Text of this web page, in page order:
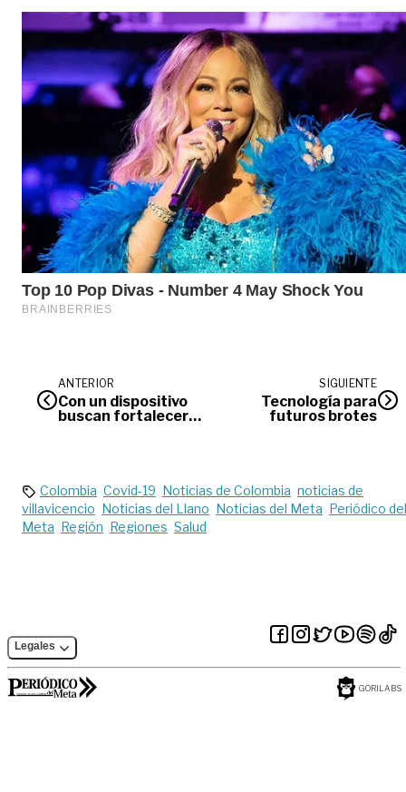
ANTERIOR
Con un dispositivo
buscan fortalecer
SIGUIENTE
Tecnología para
futuros brotes
Colombia Covid-19 Noticias de Colombia noticias de
villavicencio Noticias del Llano Noticias del Meta Periódico del
Meta Región Regiones Salud
Legales
GORILABS